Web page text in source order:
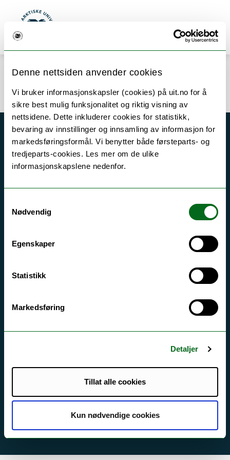
Denne nettsiden anvender cookies
Vi bruker informasjonskapsler (cookies) på uit.no for å
sikre best mulig funksjonalitet og riktig visning av
nettsidene. Dette inkluderer cookies for statistikk,
bevaring av innstillinger og innsamling av informasjon for
markedsføringsformål. Vi benytter både førsteparts- og
tredjeparts-cookies. Les mer om de ulike
informasjonskapslene nedenfor.
Nødvendig
Egenskaper
Statistikk
Markedsføring
Detaljer
Tillat alle cookies
Kun nødvendige cookies
Gå til hovedinnhold
UiT Norges arktiske universitet Meny
Error rendering component
Akutt hjelp
Si ifra!
Driftsmeldinger
Personvern ved UiT
Sikkerhet, beredskap og personvern
Tilgjengelighetserklæring
For media
English website